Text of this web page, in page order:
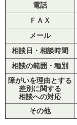
電話
ＦＡＸ
メール
相談日・相談時間
相談の範囲・種別
障がいを理由とする
差別に関する
相談への対応
その他